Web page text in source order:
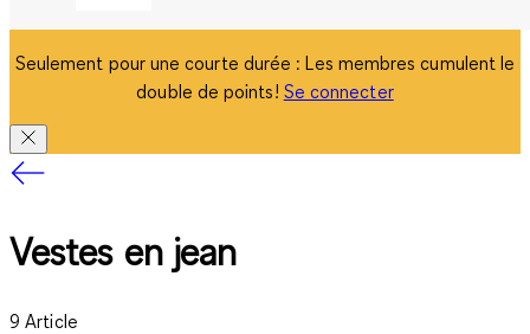
Seulement pour une courte durée : Les membres cumulent le
double de points! Se connecter
Vestes en jean
9 Article